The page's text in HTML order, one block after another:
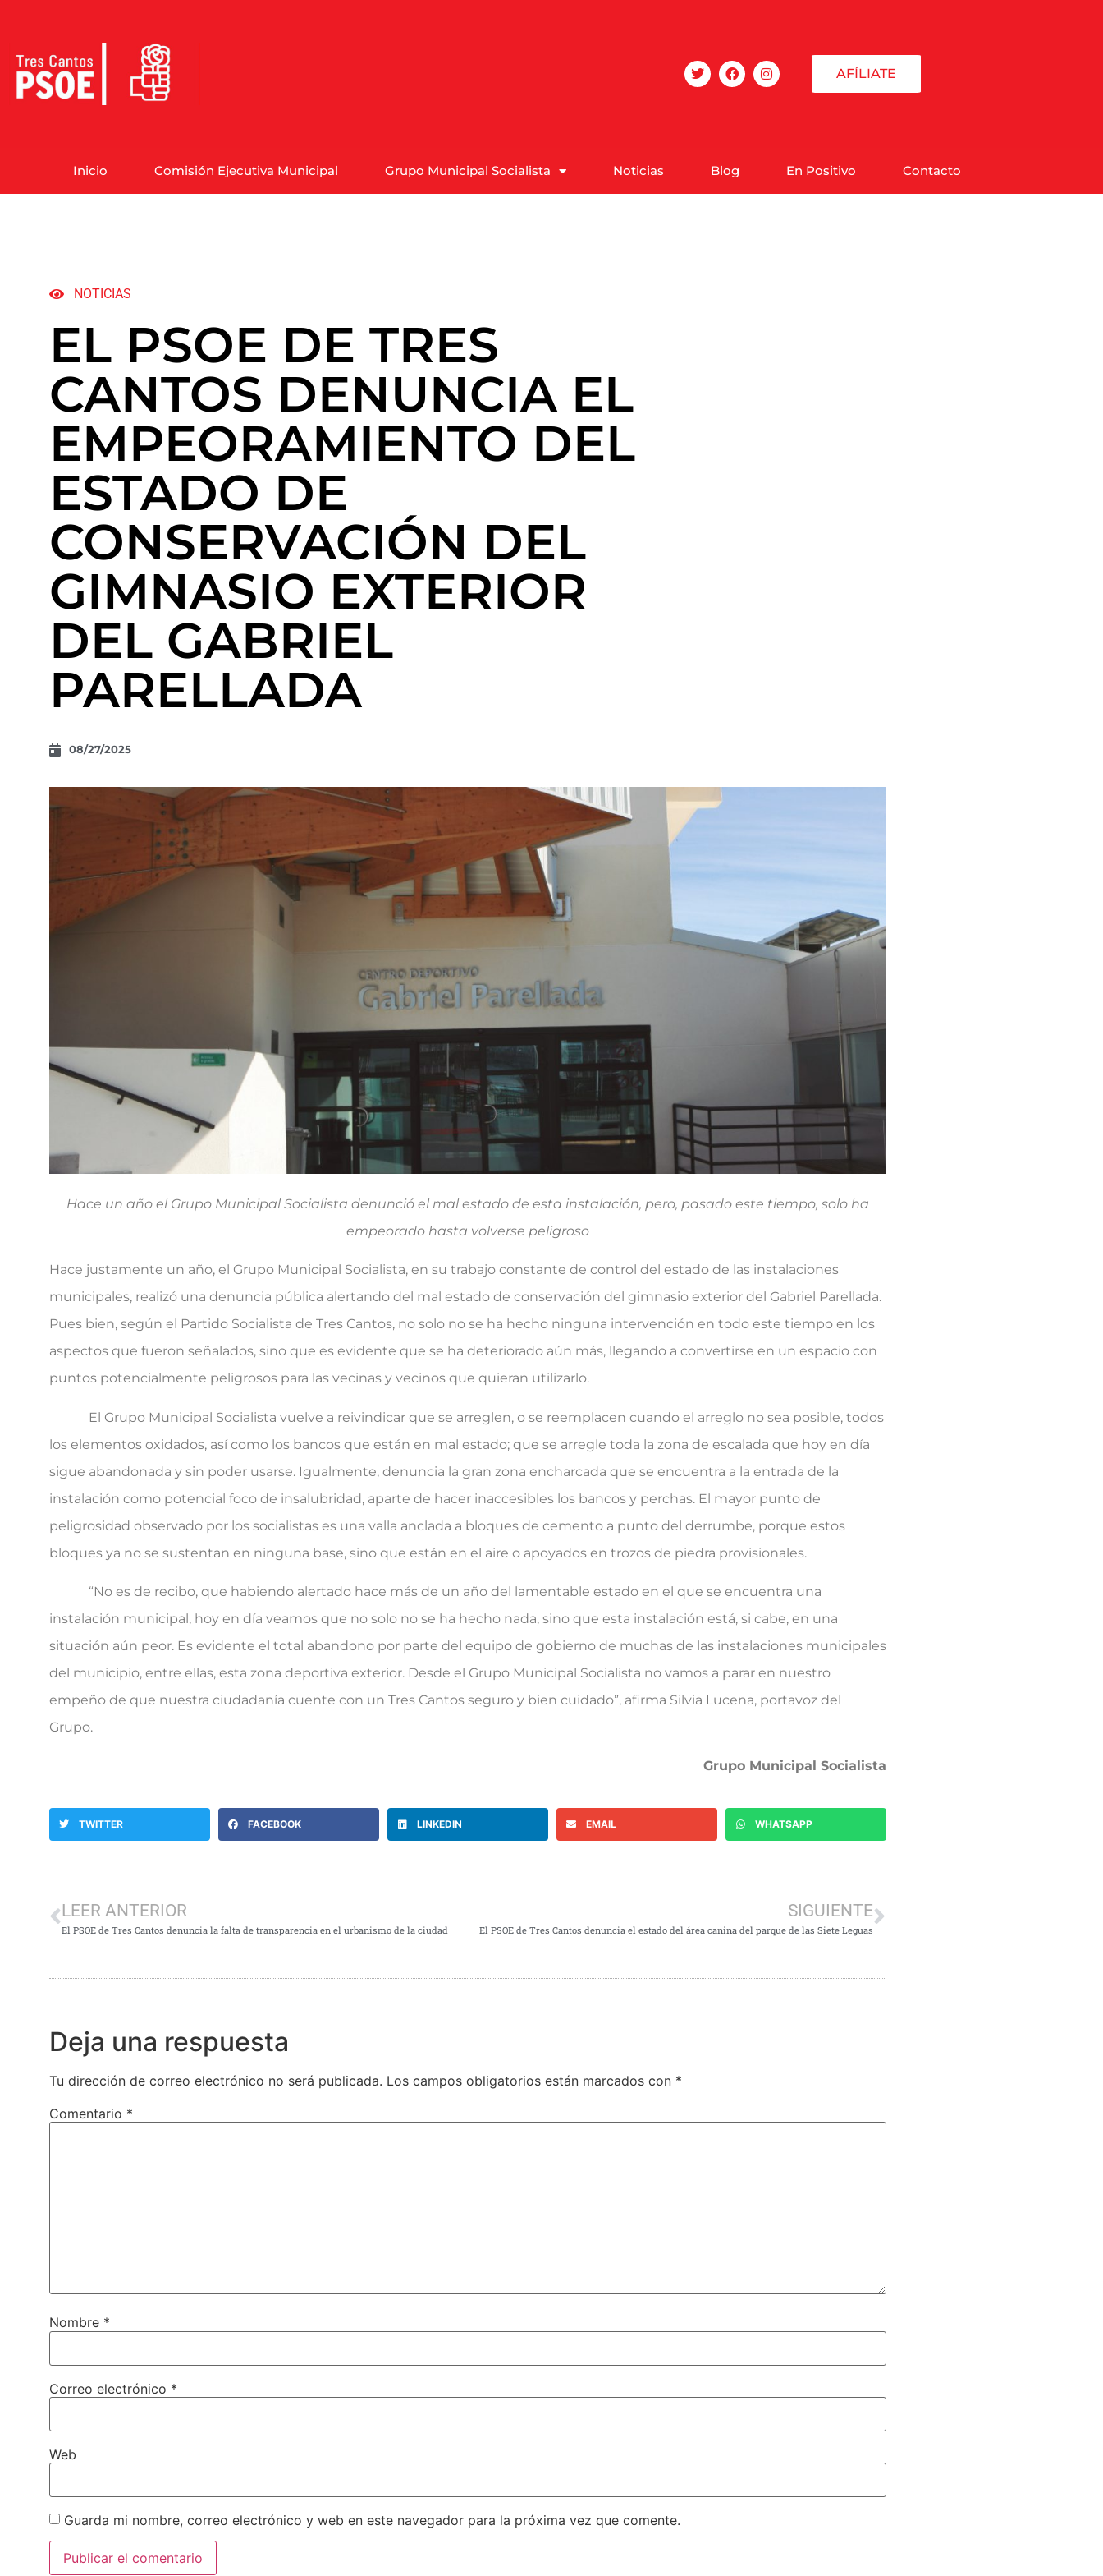
AFÍLIATE
Inicio Comisión Ejecutiva Municipal Grupo Municipal Socialista Noticias Blog En Positivo Contacto
NOTICIAS
EL PSOE DE TRES
CANTOS DENUNCIA EL
EMPEORAMIENTO DEL
ESTADO DE
CONSERVACIÓN DEL
GIMNASIO EXTERIOR
DEL GABRIEL
PARELLADA
08/27/2025
Hace un año el Grupo Municipal Socialista denunció el mal estado de esta instalación, pero, pasado este tiempo, solo ha
empeorado hasta volverse peligroso
Hace justamente un año, el Grupo Municipal Socialista, en su trabajo constante de control del estado de las instalaciones
municipales, realizó una denuncia pública alertando del mal estado de conservación del gimnasio exterior del Gabriel Parellada.
Pues bien, según el Partido Socialista de Tres Cantos, no solo no se ha hecho ninguna intervención en todo este tiempo en los
aspectos que fueron señalados, sino que es evidente que se ha deteriorado aún más, llegando a convertirse en un espacio con
puntos potencialmente peligrosos para las vecinas y vecinos que quieran utilizarlo.
El Grupo Municipal Socialista vuelve a reivindicar que se arreglen, o se reemplacen cuando el arreglo no sea posible, todos
los elementos oxidados, así como los bancos que están en mal estado; que se arregle toda la zona de escalada que hoy en día
sigue abandonada y sin poder usarse. Igualmente, denuncia la gran zona encharcada que se encuentra a la entrada de la
instalación como potencial foco de insalubridad, aparte de hacer inaccesibles los bancos y perchas. El mayor punto de
peligrosidad observado por los socialistas es una valla anclada a bloques de cemento a punto del derrumbe, porque estos
bloques ya no se sustentan en ninguna base, sino que están en el aire o apoyados en trozos de piedra provisionales.
“No es de recibo, que habiendo alertado hace más de un año del lamentable estado en el que se encuentra una
instalación municipal, hoy en día veamos que no solo no se ha hecho nada, sino que esta instalación está, si cabe, en una
situación aún peor. Es evidente el total abandono por parte del equipo de gobierno de muchas de las instalaciones municipales
del municipio, entre ellas, esta zona deportiva exterior. Desde el Grupo Municipal Socialista no vamos a parar en nuestro
empeño de que nuestra ciudadanía cuente con un Tres Cantos seguro y bien cuidado”, afirma Silvia Lucena, portavoz del
Grupo.
Grupo Municipal Socialista
TWITTER FACEBOOK LINKEDIN EMAIL WHATSAPP
LEER ANTERIOR
El PSOE de Tres Cantos denuncia la falta de transparencia en el urbanismo de la ciudad
SIGUIENTE
El PSOE de Tres Cantos denuncia el estado del área canina del parque de las Siete Leguas
Deja una respuesta
Tu dirección de correo electrónico no será publicada. Los campos obligatorios están marcados con *
Comentario *
Nombre *
Correo electrónico *
Web
Guarda mi nombre, correo electrónico y web en este navegador para la próxima vez que comente.